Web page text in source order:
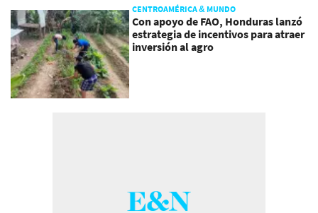
CENTROAMÉRICA & MUNDO
Con apoyo de FAO, Honduras lanzó
estrategia de incentivos para atraer
inversión al agro